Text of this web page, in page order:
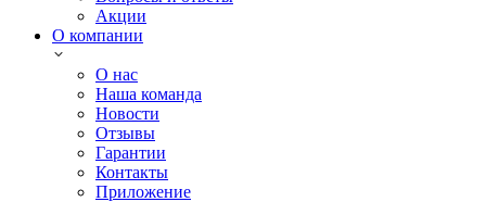
Акции
О компании
О нас
Наша команда
Новости
Отзывы
Гарантии
Контакты
Приложение